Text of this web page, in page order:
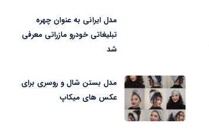
مدل ایرانی به عنوان چهره
تبلیغاتی خودرو مازراتی معرفی
شد
مدل بستن شال و روسری برای
عکس های میکاپ